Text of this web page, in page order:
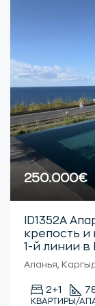
250.000€
ID1352А
крепость
1-й линии
Аланья,
2+1
КВАРТИРЫ/